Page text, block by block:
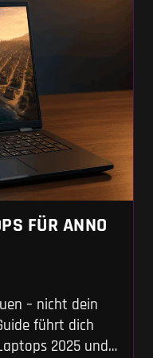
FÜR ANNO
– nicht dein
führt dich
2025 und